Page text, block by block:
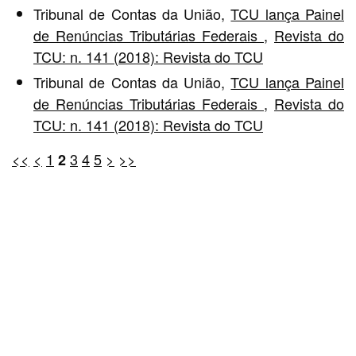
Tribunal de Contas da União,TCU lança Painel
de Renúncias Tributárias Federais , Revista do
TCU: n. 141 (2018): Revista do TCU
Tribunal de Contas da União,TCU lança Painel
de Renúncias Tributárias Federais , Revista do
TCU: n. 141 (2018): Revista do TCU
<< < 1 23 45 > >>